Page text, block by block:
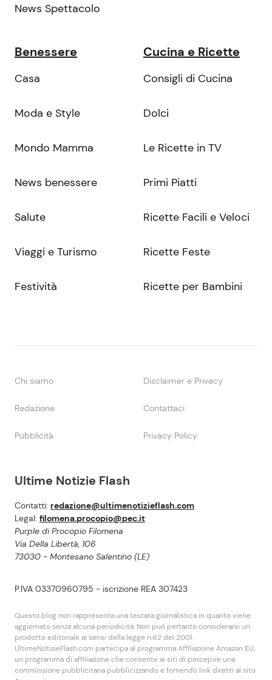
Ultime Notizie Flash
Contatti: redazione@ultimenotizieflash.com
Legal: filomena.procopio@pec.it
Purple di Procopio Filomena
Via Della Libertà, 106
73030 - Montesano Salentino (LE)
P.IVA 03370960795 - iscrizione REA 307423
Questo blog non rappresenta una testata giornalistica in quanto viene
aggiornato senza alcuna periodicità. Non puó pertanto considerarsi un
prodotto editoriale ai sensi della legge n.62 del 2001.
UltimeNotizieFlash.com partecipa al programma Affiliazione Amazon EU,
un programma di affiliazione che consente ai siti di percepire una
commissione pubblicitaria pubblicizzando e fornendo link diretti al sito
News Spettacolo
Benessere
Casa
Moda e Style
Mondo Mamma
News benessere
Salute
Viaggi e Turismo
Festività
Cucina e Ricette
Consigli di Cucina
Dolci
Le Ricette in TV
Primi Piatti
Ricette Facili e Veloci
Ricette Feste
Ricette per Bambini
Chi siamo Disclaimer e Privacy
Redazione Contattaci
Pubblicità Privacy Policy